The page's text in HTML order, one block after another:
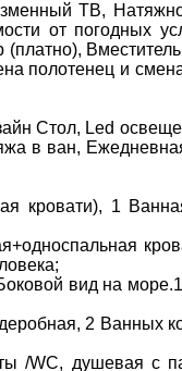
ТВ,
от погодных
полотенец и
Стол, Led
в ван,
кровати), 1
вид на
2 Ванных
/WC, душевая с